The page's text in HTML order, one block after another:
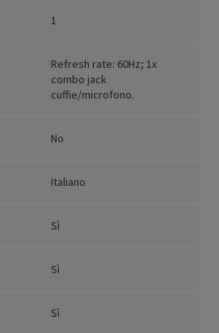
1
Refresh rate: 60Hz; 1x
combo jack
cuffie/microfono.
No
Italiano
Sì
Sì
Sì